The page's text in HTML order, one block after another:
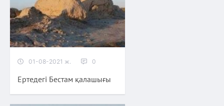
01-08-2021 ж. 0
Ертедегі Бестам қалашығы